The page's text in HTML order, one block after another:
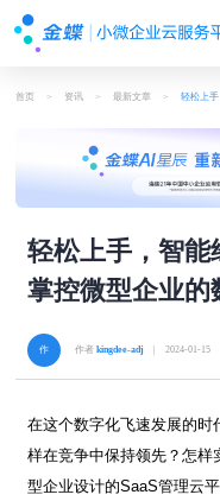
首页 > 资讯 > 最新文章 > 轻松上
轻松上手，智
掌控微型企业
作者kingdee-adj | 2024-01-15
在这个数字化飞速发展的
样在竞争中保持领先？怎样
型企业设计的SaaS管理云